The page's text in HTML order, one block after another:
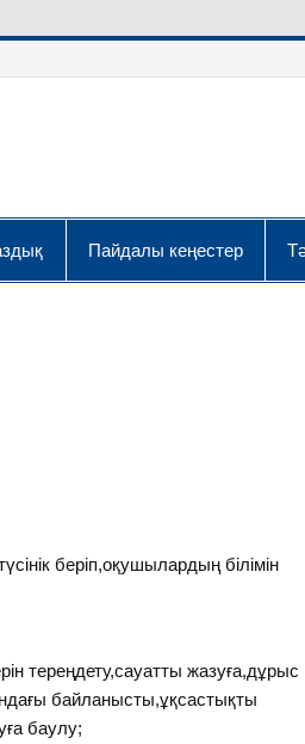
Пайдалы кеңестер
беріп,оқушылардың білімін
тереңдету,сауатты жазуға,дұрыс
байланысты,ұқсастықты
баулу;